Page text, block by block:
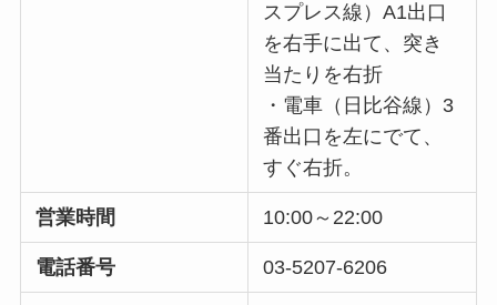
スプレス線）A1出口
を右手に出て、突き
当たりを右折
・電車（日比谷線）3
番出口を左にでて、
すぐ右折。
営業時間 10:00～22:00
電話番号 03-5207-6206